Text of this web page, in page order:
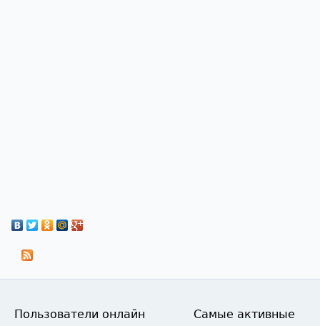
Пользователи онлайн Самые активные